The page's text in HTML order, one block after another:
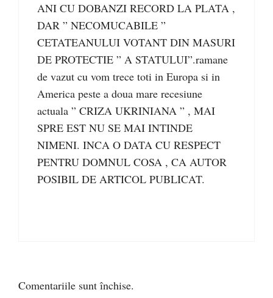
ANI CU DOBANZI RECORD LA PLATA ,
DAR ” NECOMUCABILE ”
CETATEANULUI VOTANT DIN MASURI
DE PROTECTIE ” A STATULUI”.ramane
de vazut cu vom trece toti in Europa si in
America peste a doua mare recesiune
actuala ” CRIZA UKRINIANA ” , MAI
SPRE EST NU SE MAI INTINDE
NIMENI. INCA O DATA CU RESPECT
PENTRU DOMNUL COSA , CA AUTOR
POSIBIL DE ARTICOL PUBLICAT.
Comentariile sunt închise.